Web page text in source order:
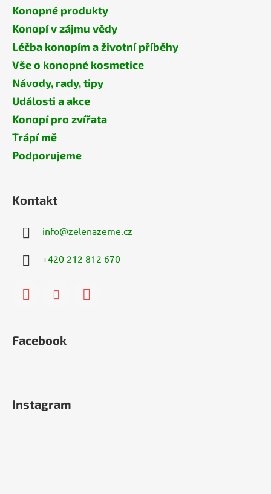
Konopné produkty
Konopí v zájmu vědy
Léčba konopím a životní příběhy
Vše o konopné kosmetice
Návody, rady, tipy
Události a akce
Konopí pro zvířata
Trápí mě
Podporujeme
Kontakt
info@zelenazeme.cz
+420 212 812 670
Facebook
Instagram